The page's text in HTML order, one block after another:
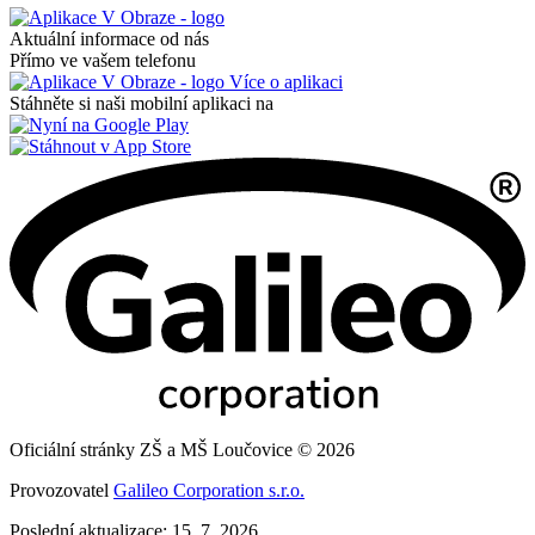
Aktuální informace od nás
Přímo ve vašem telefonu
Více o aplikaci
Stáhněte si naši mobilní aplikaci na
Oficiální stránky ZŠ a MŠ Loučovice © 2026
Provozovatel Galileo Corporation s.r.o.